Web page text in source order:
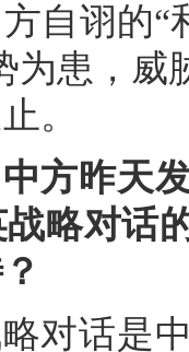
自诩的
为患，威
。
方昨天
略对话
对话是